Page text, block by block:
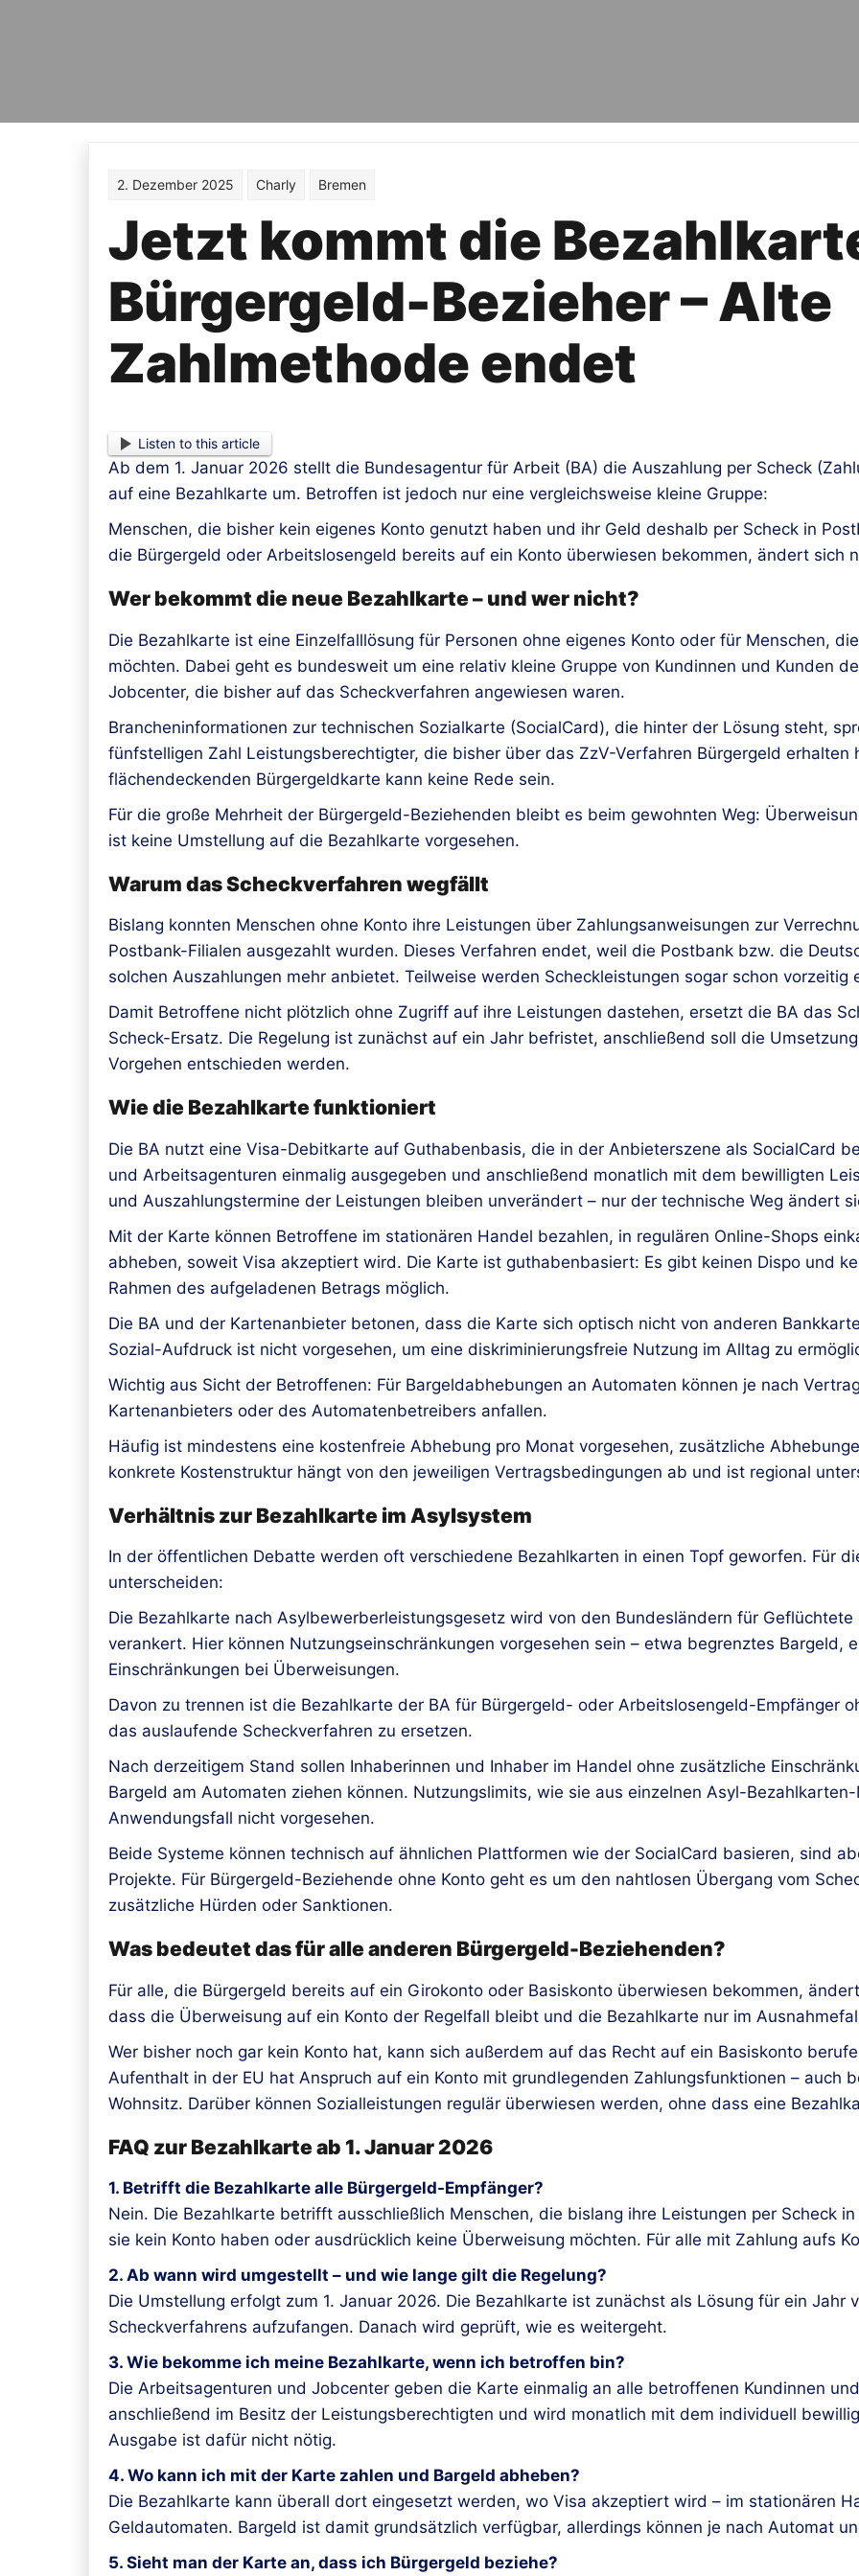
2. Dezember 2025 Charly Bremen
Jetzt kommt die
Bürgergeld-Bezieher – Alte
Zahlmethode endet
Listen to this article
Ab dem 1. Januar 2026 stellt die Bundesagentur für Arbeit (BA) die Auszahlung per Scheck
auf eine Bezahlkarte um. Betroffen ist jedoch nur eine vergleichsweise kleine Gruppe:
Menschen, die bisher kein eigenes Konto genutzt haben und ihr Geld deshalb per Scheck in
die Bürgergeld oder Arbeitslosengeld bereits auf ein Konto überwiesen bekommen, ändert sich
Wer bekommt die neue Bezahlkarte – und wer nicht?
Die Bezahlkarte ist eine Einzelfalllösung für Personen ohne eigenes Konto oder für Menschen,
möchten. Dabei geht es bundesweit um eine relativ kleine Gruppe von Kundinnen und Kunden
Jobcenter, die bisher auf das Scheckverfahren angewiesen waren.
Brancheninformationen zur technischen Sozialkarte (SocialCard), die hinter der Lösung steht,
fünfstelligen Zahl Leistungsberechtigter, die bisher über das ZzV-Verfahren Bürgergeld erhalten
flächendeckenden Bürgergeldkarte kann keine Rede sein.
Für die große Mehrheit der Bürgergeld-Beziehenden bleibt es beim gewohnten Weg:
ist keine Umstellung auf die Bezahlkarte vorgesehen.
Warum das Scheckverfahren wegfällt
Bislang konnten Menschen ohne Konto ihre Leistungen über Zahlungsanweisungen zur
Postbank-Filialen ausgezahlt wurden. Dieses Verfahren endet, weil die Postbank bzw. die
solchen Auszahlungen mehr anbietet. Teilweise werden Scheckleistungen sogar schon vorzeitig
Damit Betroffene nicht plötzlich ohne Zugriff auf ihre Leistungen dastehen, ersetzt die BA das
Scheck-Ersatz. Die Regelung ist zunächst auf ein Jahr befristet, anschließend soll die
Vorgehen entschieden werden.
Wie die Bezahlkarte funktioniert
Die BA nutzt eine Visa-Debitkarte auf Guthabenbasis, die in der Anbieterszene als SocialCard
und Arbeitsagenturen einmalig ausgegeben und anschließend monatlich mit dem bewilligten
und Auszahlungstermine der Leistungen bleiben unverändert – nur der technische Weg ändert
Mit der Karte können Betroffene im stationären Handel bezahlen, in regulären Online-Shops
abheben, soweit Visa akzeptiert wird. Die Karte ist guthabenbasiert: Es gibt keinen Dispo und
Rahmen des aufgeladenen Betrags möglich.
Die BA und der Kartenanbieter betonen, dass die Karte sich optisch nicht von anderen
Sozial-Aufdruck ist nicht vorgesehen, um eine diskriminierungsfreie Nutzung im Alltag zu
Wichtig aus Sicht der Betroffenen: Für Bargeldabhebungen an Automaten können je nach
Kartenanbieters oder des Automatenbetreibers anfallen.
Häufig ist mindestens eine kostenfreie Abhebung pro Monat vorgesehen, zusätzliche
konkrete Kostenstruktur hängt von den jeweiligen Vertragsbedingungen ab und ist regional
Verhältnis zur Bezahlkarte im Asylsystem
In der öffentlichen Debatte werden oft verschiedene Bezahlkarten in einen Topf geworfen. Für
unterscheiden:
Die Bezahlkarte nach Asylbewerberleistungsgesetz wird von den Bundesländern für
verankert. Hier können Nutzungseinschränkungen vorgesehen sein – etwa begrenztes Bargeld,
Einschränkungen bei Überweisungen.
Davon zu trennen ist die Bezahlkarte der BA für Bürgergeld- oder Arbeitslosengeld-Empfänger
das auslaufende Scheckverfahren zu ersetzen.
Nach derzeitigem Stand sollen Inhaberinnen und Inhaber im Handel ohne zusätzliche
Bargeld am Automaten ziehen können. Nutzungslimits, wie sie aus einzelnen Asyl-
Anwendungsfall nicht vorgesehen.
Beide Systeme können technisch auf ähnlichen Plattformen wie der SocialCard basieren, sind
Projekte. Für Bürgergeld-Beziehende ohne Konto geht es um den nahtlosen Übergang vom
zusätzliche Hürden oder Sanktionen.
Was bedeutet das für alle anderen Bürgergeld-Beziehenden?
Für alle, die Bürgergeld bereits auf ein Girokonto oder Basiskonto überwiesen bekommen,
dass die Überweisung auf ein Konto der Regelfall bleibt und die Bezahlkarte nur im
Wer bisher noch gar kein Konto hat, kann sich außerdem auf das Recht auf ein Basiskonto
Aufenthalt in der EU hat Anspruch auf ein Konto mit grundlegenden Zahlungsfunktionen – auch
Wohnsitz. Darüber können Sozialleistungen regulär überwiesen werden, ohne dass eine
FAQ zur Bezahlkarte ab 1. Januar 2026
1. Betrifft die Bezahlkarte alle Bürgergeld-Empfänger?
Nein. Die Bezahlkarte betrifft ausschließlich Menschen, die bislang ihre Leistungen per Scheck
sie kein Konto haben oder ausdrücklich keine Überweisung möchten. Für alle mit Zahlung aufs
2. Ab wann wird umgestellt – und wie lange gilt die Regelung?
Die Umstellung erfolgt zum 1. Januar 2026. Die Bezahlkarte ist zunächst als Lösung für ein Jahr
Scheckverfahrens aufzufangen. Danach wird geprüft, wie es weitergeht.
3. Wie bekomme ich meine Bezahlkarte, wenn ich betroffen bin?
Die Arbeitsagenturen und Jobcenter geben die Karte einmalig an alle betroffenen Kundinnen
anschließend im Besitz der Leistungsberechtigten und wird monatlich mit dem individuell
Ausgabe ist dafür nicht nötig.
4. Wo kann ich mit der Karte zahlen und Bargeld abheben?
Die Bezahlkarte kann überall dort eingesetzt werden, wo Visa akzeptiert wird – im stationären
Geldautomaten. Bargeld ist damit grundsätzlich verfügbar, allerdings können je nach Automat
5. Sieht man der Karte an, dass ich Bürgergeld beziehe?